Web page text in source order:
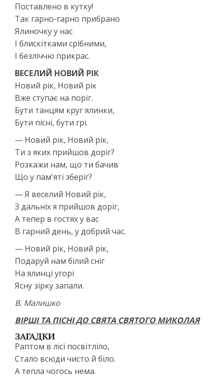
Поставлено в кутку!
Так гарно-гарно прибрано
Ялиночку у нас
І блискітками срібними,
І безліччю прикрас.
ВЕСЕЛИЙ НОВИЙ РІК
Новий рік, Новий рік
Вже ступає на поріг.
Бути танцям круг ялинки,
Бути пісні, бути грі.
— Новий рік, Новий рік,
Ти з яких прийшов доріг?
Розкажи нам, що ти бачив
Що у пам'яті зберіг?
— Я веселий Новий рік,
З дальніх я прийшов доріг,
А тепер в гостях у вас
В гарний день, у добрий час.
— Новий рік, Новий рік,
Подаруй нам білий сніг
На ялинці угорі
Ясну зірку запали.
В. Малишко
ВІРШІ ТА ПІСНІ ДО СВЯТА СВЯТОГО МИКОЛАЯ
ЗАГАДКИ
Раптом в лісі посвітліло,
Стало всюди чисто й біло.
А тепла чогось нема.